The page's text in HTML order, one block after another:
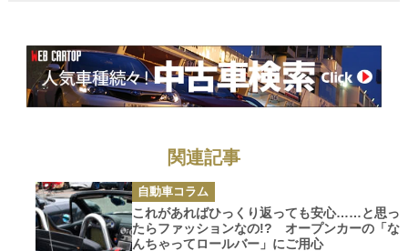
関連記事
カ
テ
ゴ
リ
ー
自動車コラム
これがあればひっくり返っても安心……と思っ
たらファッションなの!? オープンカーの「な
んちゃってロールバー」にご用心